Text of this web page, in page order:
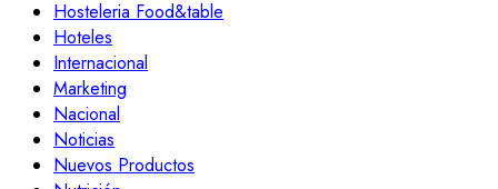
Hosteleria Food&table
Hoteles
Internacional
Marketing
Nacional
Noticias
Nuevos Productos